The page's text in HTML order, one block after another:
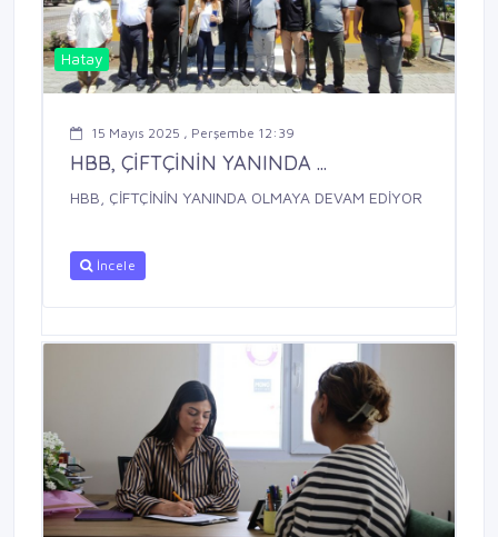
Hatay
15 Mayıs 2025 , Perşembe 12:39
HBB, ÇİFTÇİNİN YANINDA ...
HBB, ÇİFTÇİNİN YANINDA OLMAYA DEVAM EDİYOR
İncele